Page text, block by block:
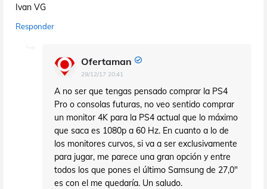
Ivan VG
Responder
Ofertaman
29/12/17 20:41
A no ser que tengas pensado comprar la PS4
Pro o consolas futuras, no veo sentido comprar
un monitor 4K para la PS4 actual que lo máximo
que saca es 1080p a 60 Hz. En cuanto a lo de
los monitores curvos, si va a ser exclusivamente
para jugar, me parece una gran opción y entre
todos los que pones el último Samsung de 27,0"
es con el me quedaría. Un saludo.